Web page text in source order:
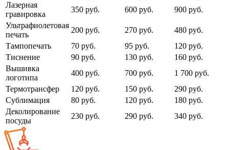
Лазерная
гравировка
350 руб. 600 руб.
900 руб.
Ультрафиолетовая
печать
200 руб. 270 руб.
480 руб.
Тампопечать
70 руб. 95 руб.
120 руб.
Тиснение
90 руб. 130 руб.
160 руб.
Вышивка
логотипа
400 руб. 700 руб.
1 700 руб.
Термотрансфер
120 руб. 150 руб.
290 руб.
Сублимация
80 руб. 120 руб.
180 руб.
Деколирование
посуды
230 руб. 290 руб. 340 руб.